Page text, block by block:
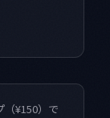
（¥150）で